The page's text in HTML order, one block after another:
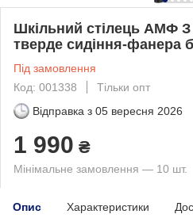
Шкільний стілець АМФ З
тверде сидіння-фанера
Під замовлення
Код: 001338
Тільки опт
Відправка з 05 вересня 2026
1 990 ₴
Мінімальне замовлення — 10 шт.
Опис Характеристики